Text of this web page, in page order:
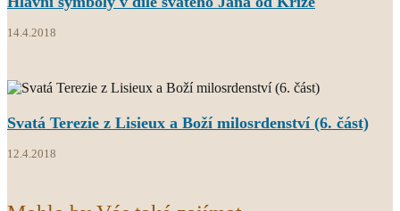
14.4.2018
Svatá Terezie z Lisieux a Boží milosrdenství (6. část)
12.4.2018